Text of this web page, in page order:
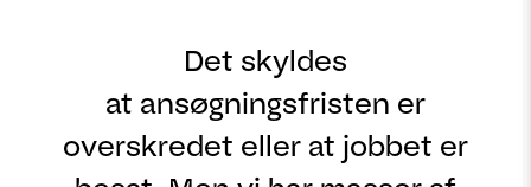
Det skyldes
at ansøgningsfristen er
overskredet eller at jobbet er